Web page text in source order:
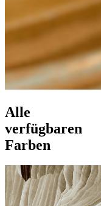
Alle
verfügbaren
Farben